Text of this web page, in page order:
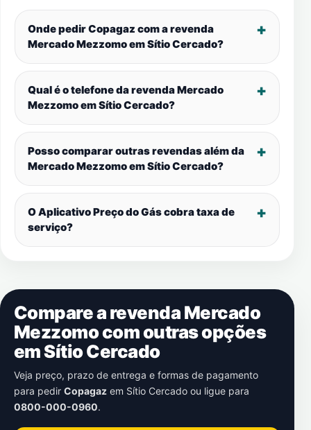
Onde pedir Copagaz com a revenda
Mercado Mezzomo emSítio Cercado?
Qual é o telefone da revenda Mercado
Mezzomo emSítio Cercado?
Posso comparar outras revendas além da
Mercado Mezzomo emSítio Cercado?
O Aplicativo Preço do Gás cobra taxa de
serviço?
Compare a revenda Mercado
Mezzomo com outras opções
emSítio Cercado
Veja preço, prazo de entrega e formas de pagamento
para pedir Copagaz em Sítio Cercado ou ligue para
0800-000-0960.